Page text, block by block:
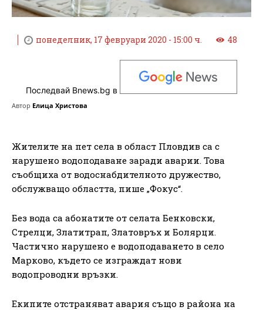
понеделник, 17 февруари 2020 - 15:00 ч. 48
Последвай Bnews.bg в
Автор Елица Христова
Жителите на пет села в област Пловдив са с
нарушено водоподаване заради аварии. Това
съобщиха от водоснабдителното дружество,
обслужващо областта, пише „Фокус“.
Без вода са абонатите от селата Бенковски,
Стрелци, Златитрап, Златовръх и Болярци.
Частично нарушено е водоподаването в село
Марково, където се изграждат нови
водопроводни връзки.
Екипите отстраняват авария също в района на